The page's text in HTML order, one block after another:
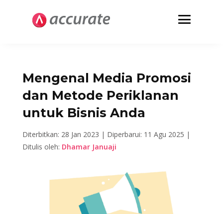
Mengenal Media Promosi
dan Metode Periklanan
untuk Bisnis Anda
Diterbitkan: 28 Jan 2023 | Diperbarui: 11 Agu 2025 |
Ditulis oleh: Dhamar Januaji